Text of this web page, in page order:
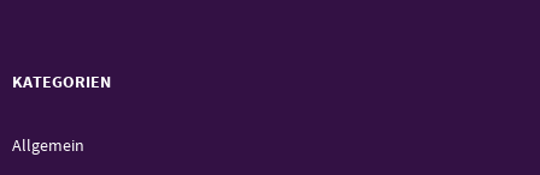
KATEGORIEN
Allgemein